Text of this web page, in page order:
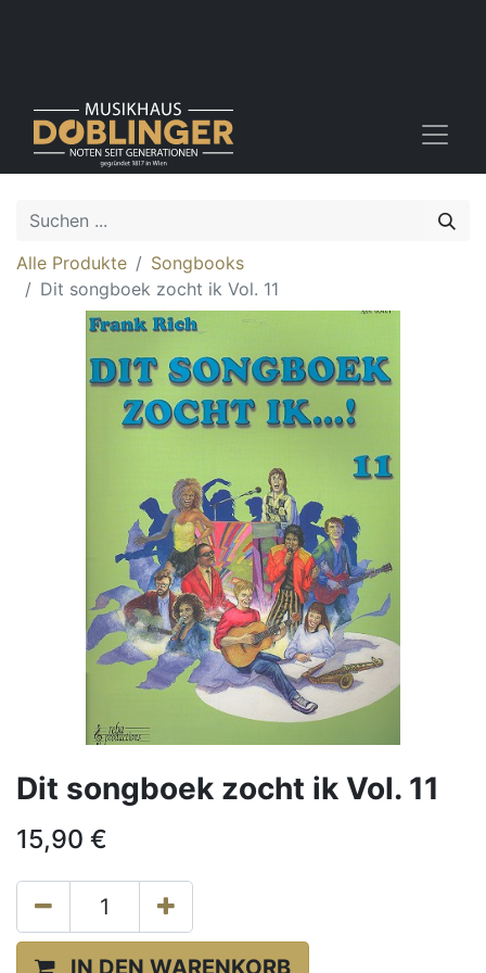
Alle Produkte
Songbooks
Dit songboek zocht ik Vol. 11
Dit songboek zocht ik Vol. 11
15,90 €
IN DEN WARENKORB